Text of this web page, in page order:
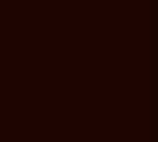
gourmandes à St